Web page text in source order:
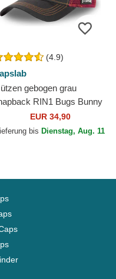
(4.9)
gebogen grau
RIN1 Bugs Bunny
Tunes von Capslab
EUR 34,90
bis Dienstag, Aug. 11